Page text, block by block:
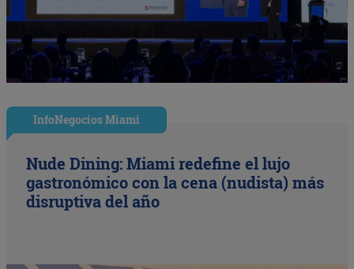
InfoNegocios Miami
Nude Dining: Miami redefine el lujo
gastronómico con la cena (nudista) más
disruptiva del año